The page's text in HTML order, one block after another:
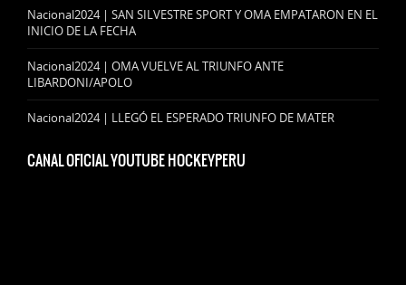
Nacional2024 | SAN SILVESTRE SPORT Y OMA EMPATARON EN EL
INICIO DE LA FECHA
Nacional2024 | OMA VUELVE AL TRIUNFO ANTE
LIBARDONI/APOLO
Nacional2024 | LLEGÓ EL ESPERADO TRIUNFO DE MATER
CANAL OFICIAL YOUTUBE HOCKEYPERU